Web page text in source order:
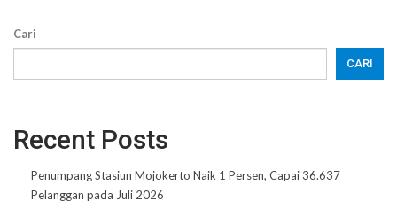
Cari
CARI
Recent Posts
Penumpang Stasiun Mojokerto Naik 1 Persen, Capai 36.637
Pelanggan pada Juli 2026